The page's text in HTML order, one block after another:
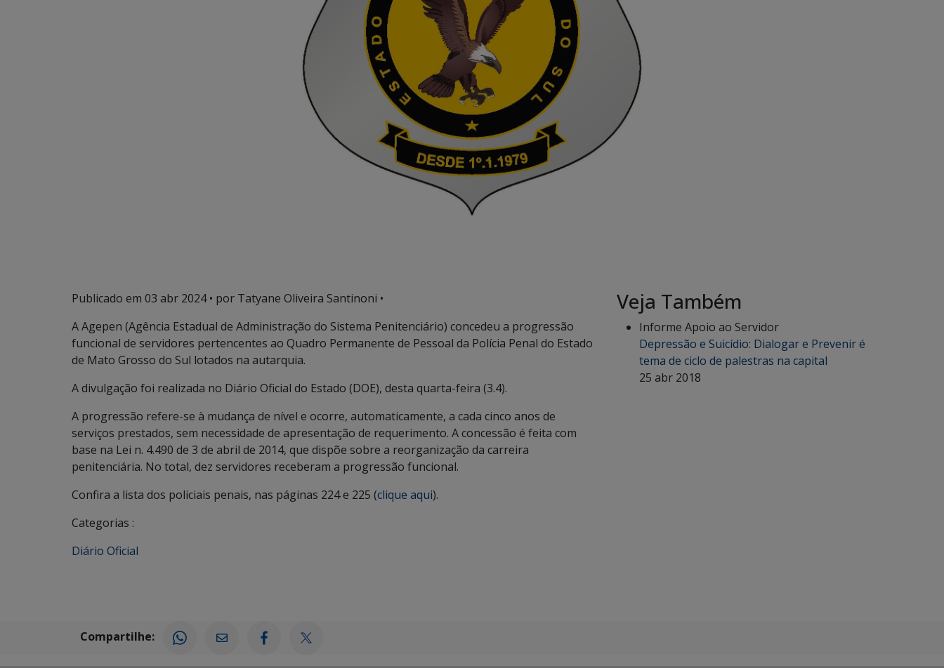
Publicado em 03 abr 2024• por Tatyane Oliveira Santinoni •
A Agepen (Agência Estadual de Administração do Sistema Penitenciário) concedeu a progressão
funcional de servidores pertencentes ao Quadro Permanente de Pessoal da Polícia Penal do Estado
de Mato Grosso do Sul lotados na autarquia.
A divulgação foi realizada no Diário Oficial do Estado (DOE), desta quarta-feira (3.4).
A progressão refere-se à mudança de nível e ocorre, automaticamente, a cada cinco anos de
serviços prestados, sem necessidade de apresentação de requerimento. A concessão é feita com
base na Lei n. 4.490 de 3 de abril de 2014, que dispõe sobre a reorganização da carreira
penitenciária. No total, dez servidores receberam a progressão funcional.
Confira a lista dos policiais penais, nas páginas 224 e 225 (clique aqui).
Categorias :
Diário Oficial
Veja Também
Informe Apoio ao Servidor
Depressão e Suicídio: Dialogar e Prevenir é
tema de ciclo de palestras na capital
25 abr 2018
Compartilhe: